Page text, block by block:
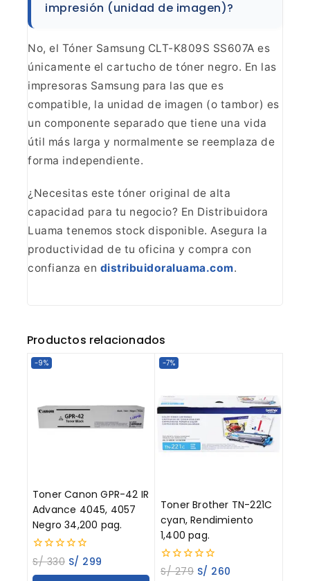
impresión (unidad de imagen)?
No, el Tóner Samsung CLT-K809S SS607A es
únicamente el cartucho de tóner negro. En las
impresoras Samsung para las que es
compatible, la unidad de imagen (o tambor) es
un componente separado que tiene una vida
útil más larga y normalmente se reemplaza de
forma independiente.
¿Necesitas este tóner original de alta
capacidad para tu negocio? En Distribuidora
Luama tenemos stock disponible. Asegura la
productividad de tu oficina y compra con
confianza en distribuidoraluama.com.
Productos relacionados
-9%
Toner Canon GPR-42 IR
Advance 4045, 4057
Negro 34,200 pag.
0
out
S/330 S/ 299
-7%
Toner Brother TN-221C
cyan, Rendimiento
1,400 pag.
0
S/279 S/ 260